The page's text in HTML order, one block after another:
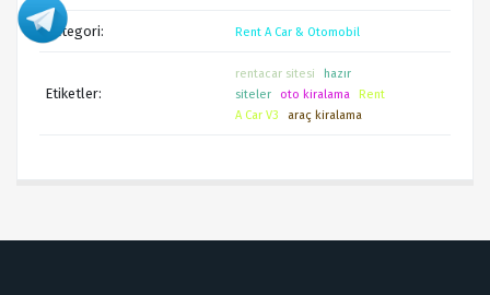
Kategori: Rent A Car & Otomobil
Etiketler:
rentacar sitesi
hazır
siteler
oto kiralama
Rent
A Car V3
araç kiralama